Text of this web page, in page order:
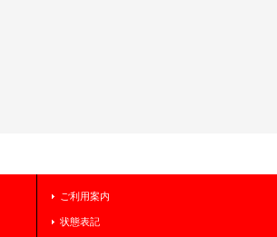
ご利用案内
状態表記